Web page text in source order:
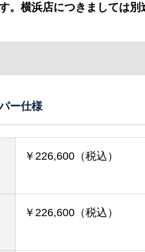
。横浜店につきましては別
ー仕様
￥226,600（税込）
￥226,600（税込）